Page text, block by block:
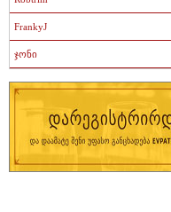
FrankyJ
ჯონი